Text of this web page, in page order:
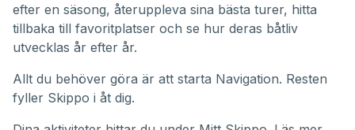
efter en säsong, återuppleva sina bästa turer, hitta
tillbaka till favoritplatser och se hur deras båtliv
utvecklas år efter år.
Allt du behöver göra är att starta Navigation. Resten
fyller Skippo i åt dig.